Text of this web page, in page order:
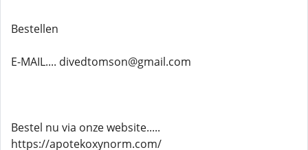
Bestellen
E-MAIL.... divedtomson@gmail.com
Bestel nu via onze website.....
https://apotekoxynorm.com/